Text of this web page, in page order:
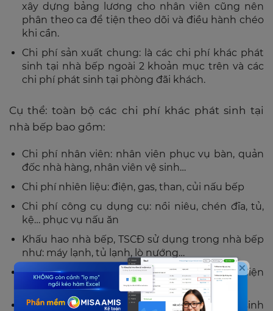
xây dựng bảng lương cho nhân viên cũng nên
phân theo ca để tiện theo dõi và điều hành chéo
khi cần.
Chi phí sản xuất chung: là các chi phí khác phát
sinh tại nhà bếp ngoài 2 khoản mục trên và các
chi phí phát sinh tại phòng đãi khách.
Cụ thể: toàn bộ các chi phí khác phát sinh tại
nhà bếp bao gồm:
Chi phí nhân viên: nhân viên phục vụ bàn, quản
đốc nhà hàng, nhân viên vệ sinh…
Chi phí nhiên liệu: điện, gas, than, củi nấu bếp
Chi phí công cụ dụng cụ: nồi niêu, chén đĩa, tủ,
kệ… phục vụ nấu ăn
Khấu hao nhà bếp, TSCĐ sử dụng trong nhà bếp
như: máy lạnh, tủ lạnh, lò nướng…
Chi phí dịch vụ mua ngoài: điện, nước, điện
thoại…
Các chi phí bằng tiền khác: Các chi phí phát sinh